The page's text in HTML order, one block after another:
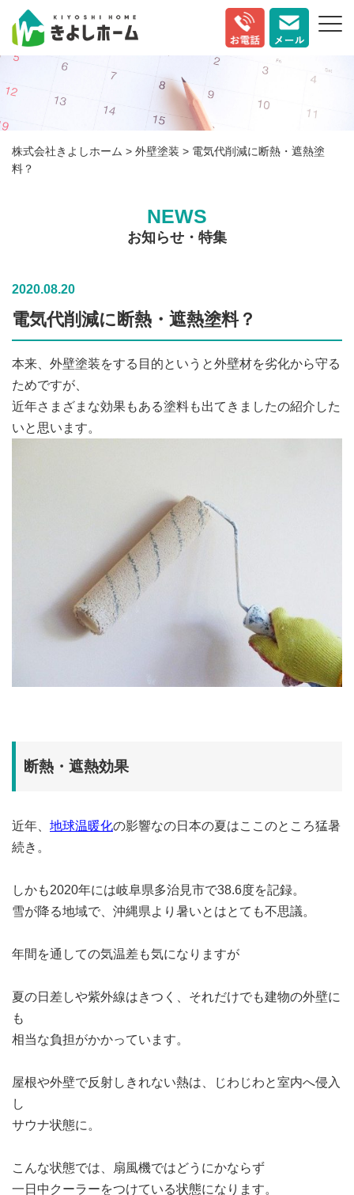
株式会社きよしホーム > 外壁塗装 > 電気代削減に断熱・遮熱塗
料？
NEWS
お知らせ・特集
2020.08.20
電気代削減に断熱・遮熱塗料？
本来、外壁塗装をする目的というと外壁材を劣化から守る
ためですが、
近年さまざまな効果もある塗料も出てきましたの紹介した
いと思います。
断熱・遮熱効果
近年、 地球温暖化の影響なの日本の夏はここのところ猛暑
続き。
しかも2020年には岐阜県多治見市で38.6度を記録。
雪が降る地域で、沖縄県より暑いとはとても不思議。
年間を通しての気温差も気になりますが
夏の日差しや紫外線はきつく、それだけでも建物の外壁に
も
相当な負担がかかっています。
屋根や外壁で反射しきれない熱は、じわじわと室内へ侵入
し
サウナ状態に。
こんな状態では、扇風機ではどうにかならず
一日中クーラーをつけている状態になります。